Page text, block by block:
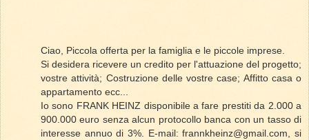
Ciao, Piccola offerta per la famiglia e le piccole imprese.
Si desidera ricevere un credito per l'attuazione del progetto;
vostre attività; Costruzione delle vostre case; Affitto casa o
appartamento ecc...
Io sono FRANK HEINZ disponibile a fare prestiti da 2.000 a
900.000 euro senza alcun protocollo banca con un tasso di
interesse annuo di 3%. E-mail: frannkheinz@gmail.com, si